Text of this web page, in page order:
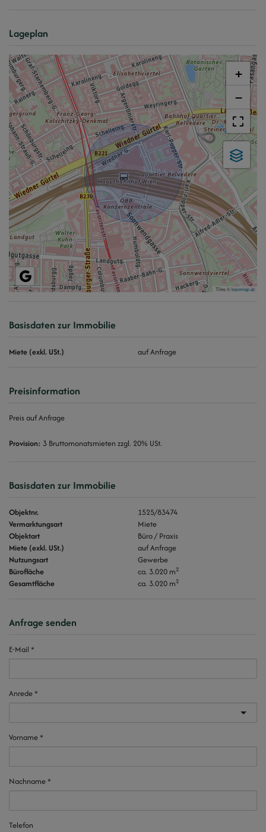
Lageplan
+
−
Tiles ©basemap.at
Basisdaten zur Immobilie
Miete (exkl. USt.) auf Anfrage
Preisinformation
Preis auf Anfrage
Provision: 3 Bruttomonatsmieten zzgl. 20% USt.
Basisdaten zur Immobilie
Objektnr.
1525/83474
Vermarktungsart
Miete
Objektart
Büro / Praxis
Miete (exkl. USt.)
auf Anfrage
Nutzungsart
Gewerbe
Bürofläche
ca. 3.020 m2
Gesamtfläche ca. 3.020 m2
Anfrage senden
E-Mail
Anrede
Vorname
Nachname
Telefon